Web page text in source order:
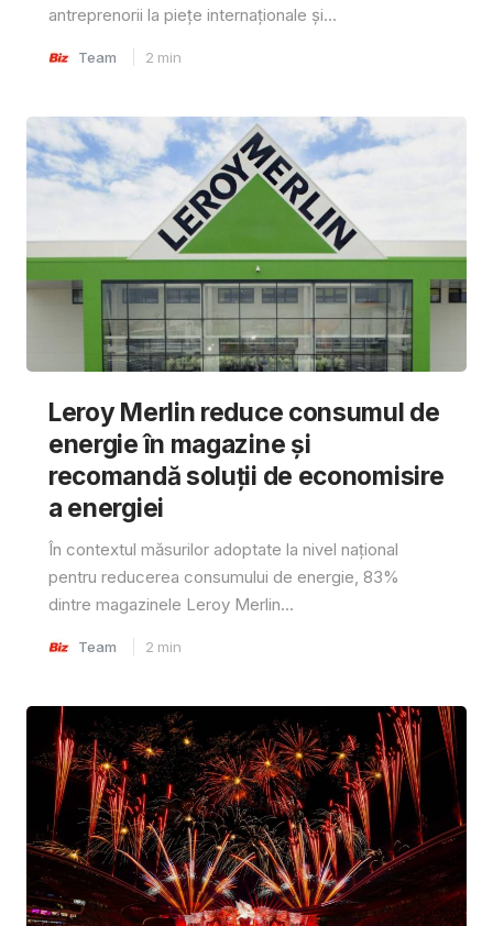
antreprenorii la piețe internaționale și...
Team 2 min
Leroy Merlin reduce consumul de
energie în magazine și
recomandă soluții de economisire
a energiei
În contextul măsurilor adoptate la nivel național
pentru reducerea consumului de energie, 83%
dintre magazinele Leroy Merlin...
Team 2 min